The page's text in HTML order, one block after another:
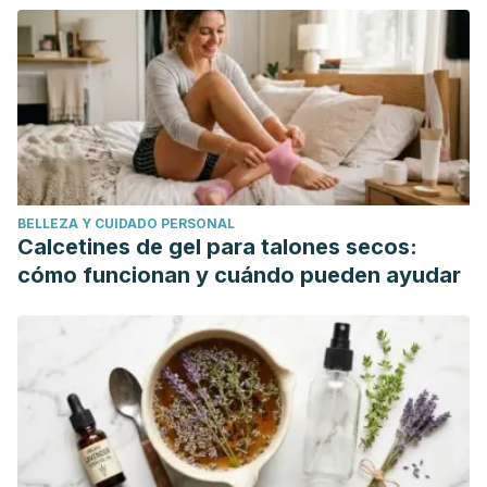
systematic review and meta-analysis.Frontiers in Nutrition
9, 1-11.
https://www.ncbi.nlm.nih.gov/pmc/articles/PMC8965354/
British Heart Foundation. (19 de enero de 2015).Beetroot
juice lowers high blood
pressure.https://www.bhf.org.uk/what-we-do/news-from-
the-bhf/news-archive/2015/january/beetroot-and-blood-
pressure
Domínguez, R., Cuenca, E., Maté-Muñoz, J. L., García-
Veiga Herreros, P., & Garnacho-Castaño, M. V. (2017).
Effects of beetroot juice supplementation on
cardiorespiratory endurance in athletes. A systematic
review.
Nutrients, 9(1), 1-18.https://www.mdpi.com/2072-
6643/9/1/43
Fuentes-Barría, H., Muñoz Peña, D., Aguilera Eguía, R., &
BELLEZA Y CUIDADO PERSONAL
Calcetines de gel para talones secos:
cómo funcionan y cuándo pueden ayudar